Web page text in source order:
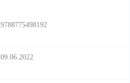
9788775498192
09.06.2022